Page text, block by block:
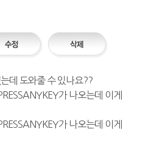
데 도와줄 수 있나요??
가 나오는데 이게
가 나오는데 이게